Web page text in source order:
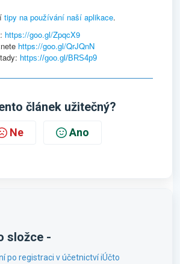
tipy na používání naší aplikace.
https://goo.gl/ZpqcX9
https://goo.gl/QrJQnN
https://goo.gl/BRS4p9
článek užitečný?
Ne Ano
složce -
po registraci v účetnictví iÚčto